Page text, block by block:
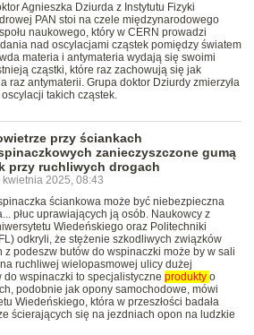
Agnieszka Dziurda z Instytutu Fizyki
PAN stoi na czele międzynarodowego
naukowego, który w CERN prowadzi
nad oscylacjami cząstek pomiędzy światem
materia i antymateria wydają się swoimi
cząstki, które raz zachowują się jak
raz antymaterii. Grupa doktor Dziurdy zmierzyła
takich cząstek.
przy ściankach
zanieczyszczone gumą
przy ruchliwych drogach
kwietnia 2025, 08:43
ściankowa może być niebezpieczna
płuc uprawiających ją osób. Naukowcy z
Wiedeńskiego oraz Politechniki
odkryli, że stężenie szkodliwych związków
podeszw butów do wspinaczki może by w sali
ruchliwej wielopasmowej ulicy dużej
wspinaczki to specjalistyczne produkty o
podobnie jak opony samochodowe, mówi
Wiedeńskiego, która w przeszłości badała
ścierających się na jezdniach opon na ludzkie